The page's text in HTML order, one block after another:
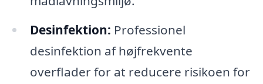
Desinfektion: Professionel
desinfektion af højfrekvente
overflader for at reducere risikoen for